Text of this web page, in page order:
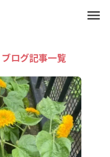
ログ記事一覧
menu